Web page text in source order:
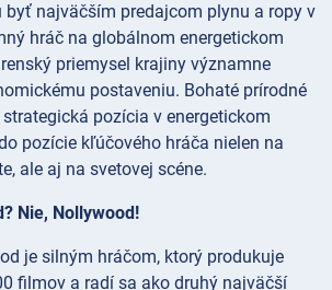
byť najväčším predajcom plynu a ropy v
hráč na globálnom energetickom
priemysel krajiny významne
postaveniu. Bohaté prírodné
pozícia v energetickom
pozície kľúčového hráča nielen na
ale aj na svetovej scéne.
Nie, Nollywood!
je silným hráčom, ktorý produkuje
filmov a radí sa ako druhý najväčší